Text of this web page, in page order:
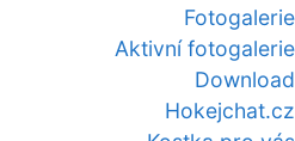
Fotogalerie
Aktivní fotogalerie
Download
Hokejchat.cz